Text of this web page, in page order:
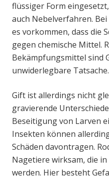
flüssiger Form
auch Nebelverfahren.
es vorkommen, dass die
gegen chemische Mittel.
Bekämpfungsmittel sind
unwiderlegbare Tatsache.
Gift ist allerdings nicht
gravierende
Beseitigung von Larven
Insekten können
Schäden davontragen.
Nagetiere wirksam, die
werden. Hier besteht